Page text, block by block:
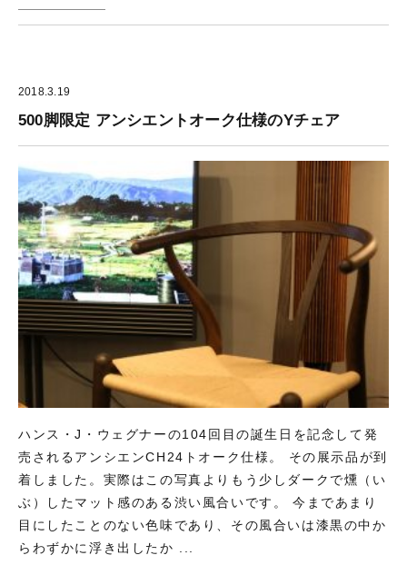
2018.3.19
500脚限定 アンシエントオーク仕様のYチェア
ハンス・J・ウェグナーの104回目の誕生日を記念して発
売されるアンシエンCH24トオーク仕様。 その展示品が到
着しました。実際はこの写真よりもう少しダークで燻（い
ぶ）したマット感のある渋い風合いです。 今まであまり
目にしたことのない色味であり、その風合いは漆黒の中か
らわずかに浮き出したか ...